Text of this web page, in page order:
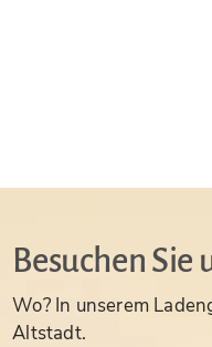
Besuchen Sie
Wo? In unserem
Altstadt.